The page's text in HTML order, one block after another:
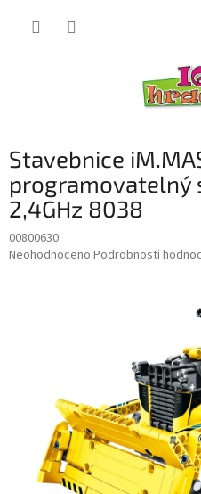
Stavebnice
programovatelný
2,4GHz 8038
00800630
Průměrné
Neohodnoceno Podrobnosti